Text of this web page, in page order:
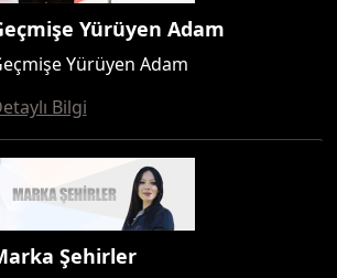
Yürüyen Adam
Yürüyen Adam
Bilgi
Şehirler